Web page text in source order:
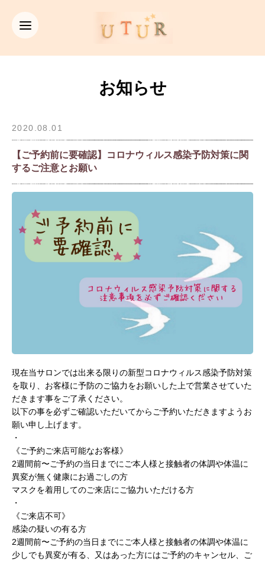
お知らせ
2020.08.01
【ご予約前に要確認】コロナウィルス感染予防対策に関
するご注意とお願い
現在当サロンでは出来る限りの新型コロナウィルス感染予防対策
を取り、お客様に予防のご協力をお願いした上で営業させていた
だきます事をご了承ください。
以下の事を必ずご確認いただいてからご予約いただきますようお
願い申し上げます。
・
《ご予約ご来店可能なお客様》
2週間前〜ご予約の当日までにご本人様と接触者の体調や体温に
異変が無く健康にお過ごしの方
マスクを着用してのご来店にご協力いただける方
・
《ご来店不可》
感染の疑いの有る方
2週間前〜ご予約の当日までにご本人様と接触者の体調や体温に
少しでも異変が有る、又はあった方にはご予約のキャンセル、ご